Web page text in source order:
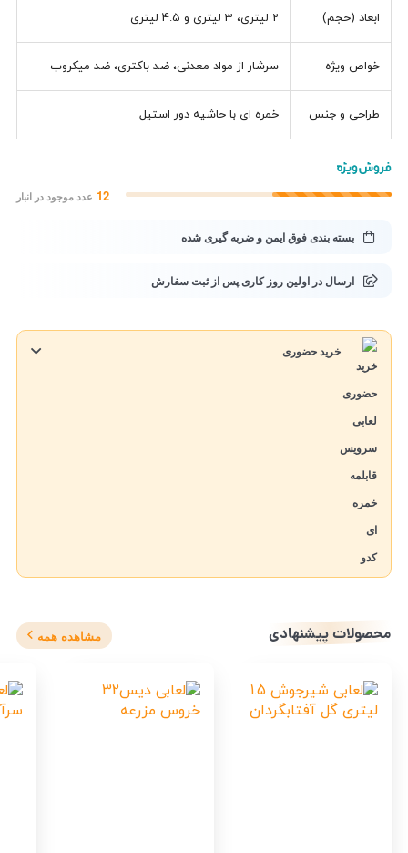
ابعاد (حجم) 2 لیتری، 3 لیتری و 4.5 لیتری
خواص ویژه سرشار از مواد معدنی، ضد باکتری، ضد میکروب
طراحی و جنس خمره ای با حاشیه دور استیل
12 عدد موجود در انبار
بسته بندی فوق ایمن و ضربه گیری شده
ارسال در اولین روز کاری پس از ثبت سفارش
خرید حضوری
محصولات پیشنهادی مشاهده همه